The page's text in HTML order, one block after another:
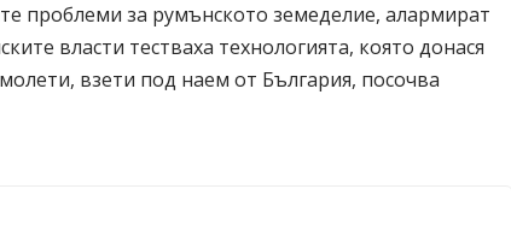
проблеми за румънското земеделие, алармират
власти тестваха технологията, която донася
взети под наем от България, посочва